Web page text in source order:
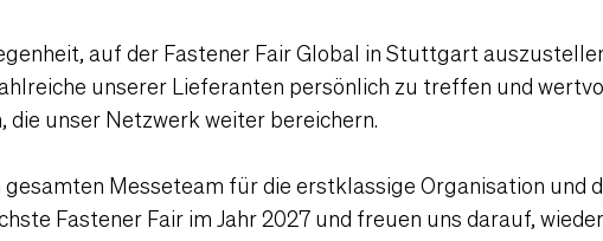
auf der Fastener Fair Global in Stuttgart
unserer Lieferanten persönlich zu treffen und
unser Netzwerk weiter bereichern.
gesamten Messeteam für die erstklassige Organisation und
Fastener Fair im Jahr 2027 und freuen uns darauf,